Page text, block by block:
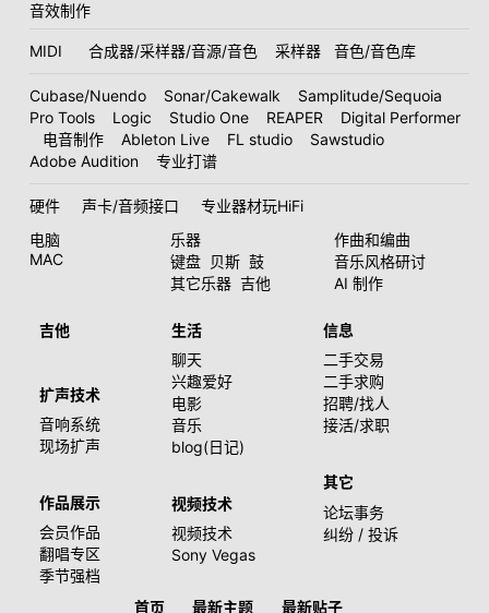
音效制作
MIDI 合成器/采样器/音源/音色 采样器 音色/音色库
Cubase/Nuendo Sonar/Cakewalk
Samplitude/Sequoia
Pro Tools
Logic Studio One REAPER
Digital Performer
电音制作
Ableton Live FL studio
Sawstudio
Adobe Audition
专业打谱
硬件 声卡/音频接口
专业器材玩HiFi
电脑
MAC
乐器
键盘 贝斯 鼓
其它乐器 吉他
作曲和编曲
音乐风格研讨
AI 制作
吉他
扩声技术
音响系统
现场扩声
作品展示
会员作品
翻唱专区
季节强档
生活
聊天
兴趣爱好
电影
音乐
blog(日记)
视频技术
视频技术
Sony Vegas
信息
二手交易
二手求购
招聘/找人
接活/求职
其它
论坛事务
纠纷 / 投诉
首页 最新主题 最新贴子